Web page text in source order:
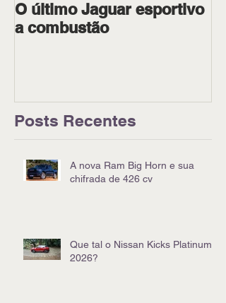
O último Jaguar esportivo
a combustão
Posts Recentes
A nova Ram Big Horn e sua
chifrada de 426 cv
Que tal o Nissan Kicks Platinum
2026?